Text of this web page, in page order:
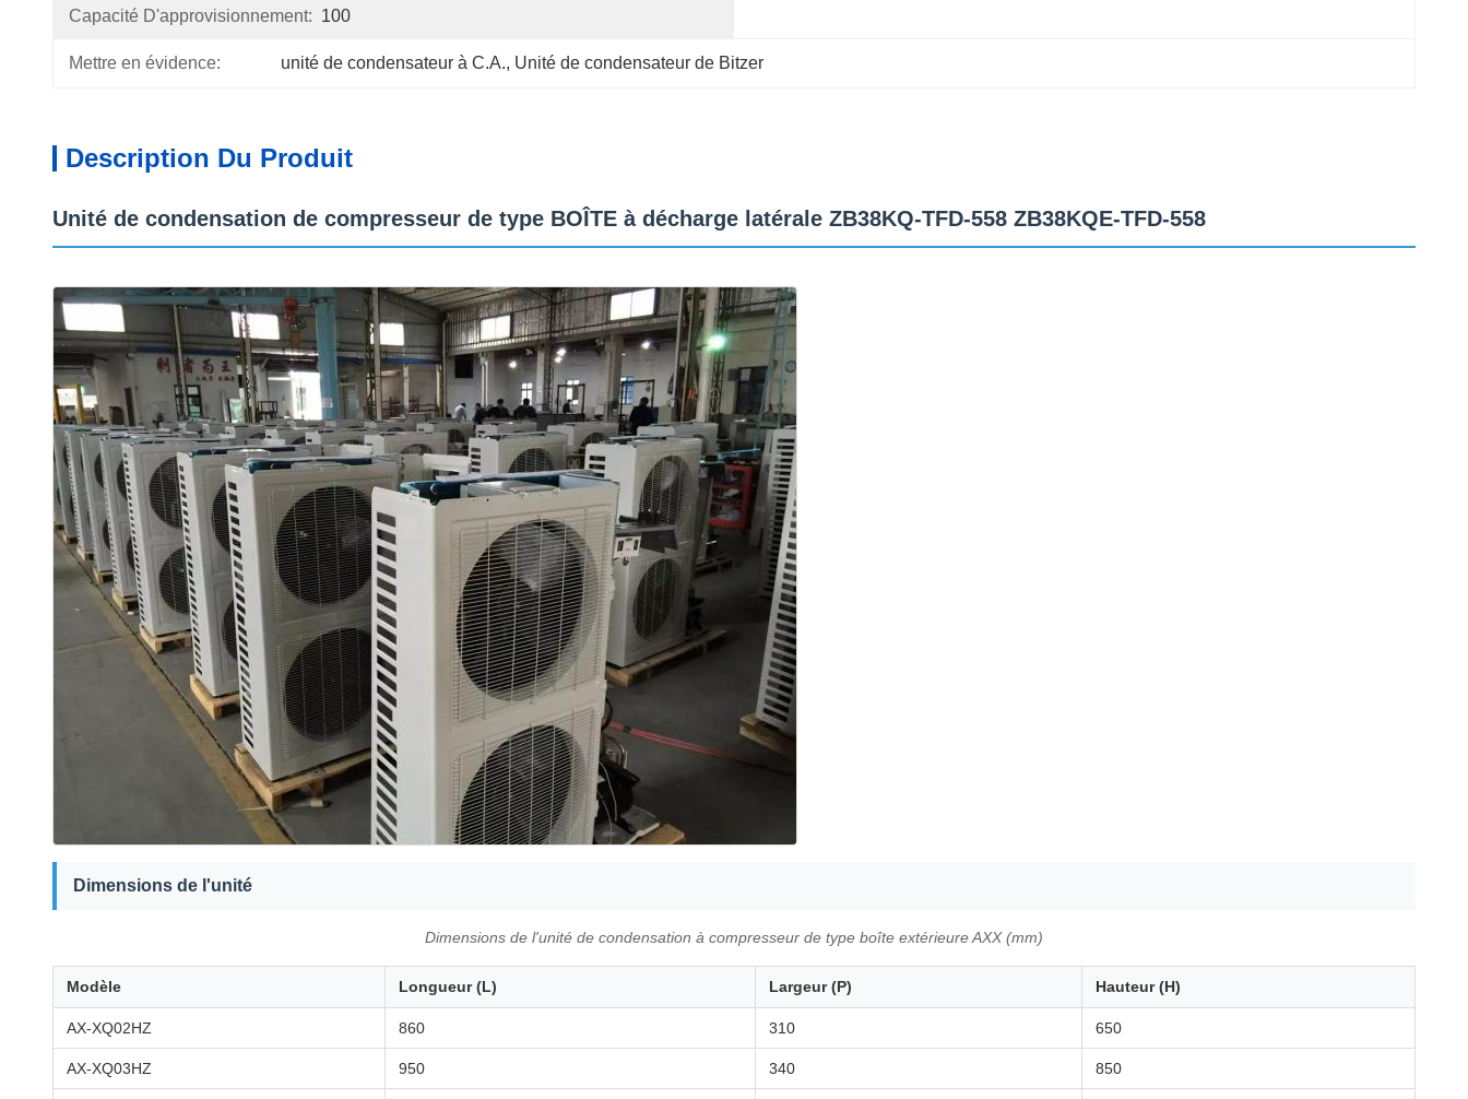
Capacité D'approvisionnement: 100
Mettre en évidence: unité de condensateur à C.A., Unité de condensateur de Bitzer
Description Du Produit
Unité de condensation de compresseur de type BOÎTE à décharge latérale ZB38KQ-TFD-558 ZB38KQE-TFD-558
Dimensions de l'unité
Dimensions de l'unité de condensation à compresseur de type boîte extérieure AXX (mm)
Modèle Longueur (L) Largeur (P) Hauteur (H)
AX-XQ02HZ 860 310 650
AX-XQ03HZ 950 340 850